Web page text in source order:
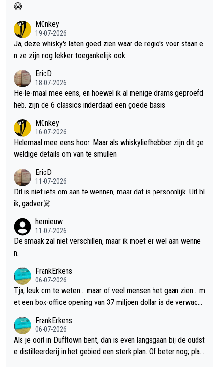
😱
M0nkey
19-07-2026
Ja, deze whisky's laten goed zien waar de regio's voor staan e
n ze zijn nog lekker toegankelijk ook.
EricD
18-07-2026
He-le-maal mee eens, en hoewel ik al menige drams geproefd
heb, zijn de 6 classics inderdaad een goede basis
M0nkey
16-07-2026
Helemaal mee eens hoor. Maar als whiskyliefhebber zijn dit ge
weldige details om van te smullen
EricD
11-07-2026
Dit is niet iets om aan te wennen, maar dat is persoonlijk. Uit bl
ik, gadver☠️
hernieuw
11-07-2026
De smaak zal niet verschillen, maar ik moet er wel aan wenne
n.
FrankErkens
06-07-2026
Tja, leuk om te weten... maar of veel mensen het gaan zien... m
et een box-office opening van 37 miljoen dollar is de verwacht
FrankErkens
06-07-2026
Als je ooit in Dufftown bent, dan is even langsgaan bij de oudst
e distilleerderij in het gebied een sterk plan. Of beter nog; plan